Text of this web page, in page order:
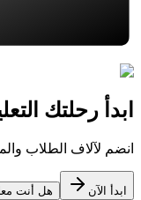
ابدأ رحلتك
انضم لآلاف الطلاب
ابدأ الآن هل أنت